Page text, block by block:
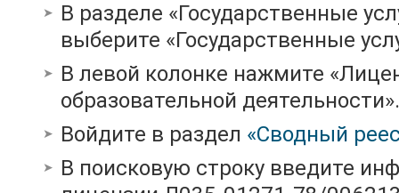
В разделе «Государственные
выберите «Государственные
В левой колонке нажмите
образовательной деятельности».
Войдите в раздел «Сводный
В поисковую строку введите